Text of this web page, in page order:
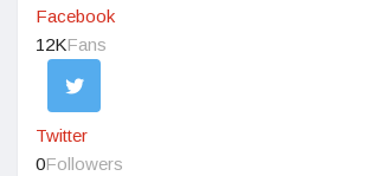
Facebook
12KFans
Twitter
0Followers